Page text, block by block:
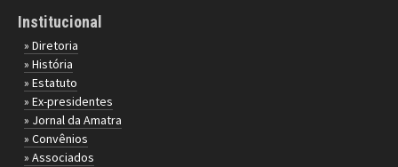
Institucional
» Diretoria
» História
» Estatuto
» Ex-presidentes
» Jornal da Amatra
» Convênios
» Associados